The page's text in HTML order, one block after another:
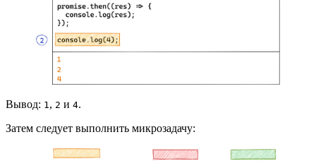
Вывод: 1, 2 и 4.
Затем следует выполнить микрозадачу: